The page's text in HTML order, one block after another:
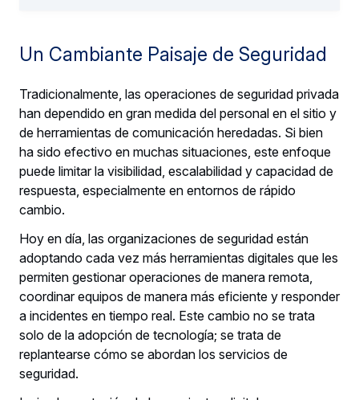
Un Cambiante Paisaje de Seguridad
Tradicionalmente, las operaciones de seguridad privada
han dependido en gran medida del personal en el sitio y
de herramientas de comunicación heredadas. Si bien
ha sido efectivo en muchas situaciones, este enfoque
puede limitar la visibilidad, escalabilidad y capacidad de
respuesta, especialmente en entornos de rápido
cambio.
Hoy en día, las organizaciones de seguridad están
adoptando cada vez más herramientas digitales que les
permiten gestionar operaciones de manera remota,
coordinar equipos de manera más eficiente y responder
a incidentes en tiempo real. Este cambio no se trata
solo de la adopción de tecnología; se trata de
replantearse cómo se abordan los servicios de
seguridad.